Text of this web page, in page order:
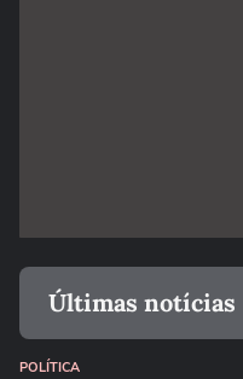
Últimas notícias
POLÍTICA